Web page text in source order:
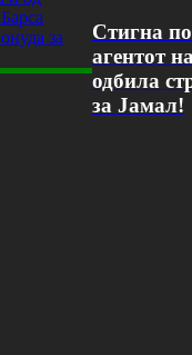
Стигна
агентот
одбила
за Јамал!